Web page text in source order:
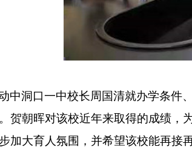
中洞口一中校长周国清就办学条件
贺朝晖对该校近年来取得的成绩，
加大育人氛围，并希望该校能再接